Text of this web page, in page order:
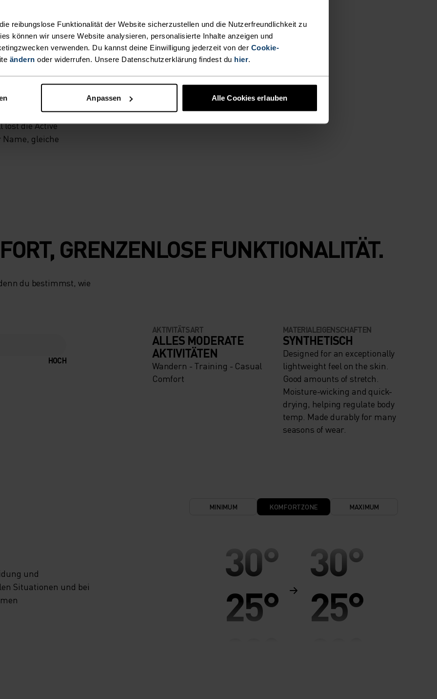
reibungslose Funktionalität der Website sicherzustellen und die Nutzerfreundlichkeit zu
können wir unsere Website analysieren, personalisierte Inhalte anzeigen und
verwenden. Du kannst deine Einwilligung jederzeit von der Cookie-
ändern oder widerrufen. Unsere Datenschutzerklärung findest du hier.
Anpassen Alle Cookies erlauben
Facetten
angenehm
dank
bequem.
löst die Active
gleiche
GRENZENLOSE FUNKTIONALITÄT.
du bestimmst, wie
HOCH
AKTIVITÄTSART
ALLES MODERATE
AKTIVITÄTEN
Wandern - Training - Casual
Comfort
MATERIALEIGENSCHAFTEN
SYNTHETISCH
Designed for an exceptionally
lightweight feel on the skin.
Good amounts of stretch.
Moisture-wicking and quick-
drying, helping regulate body
temp. Made durably for many
seasons of wear.
und
Situationen und bei
MINIMUM KOMFORTZONE MAXIMUM
30°
25°
30°
25°